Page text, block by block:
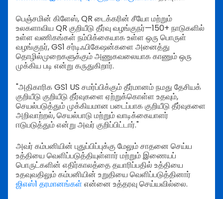
பெஞ்சமின் கிளேஸ், QR டைக்கரின் சீயோ மற்றும்
உலகளாவிய QR குறியீடு தீர்வு வழங்குநர்—150+ நாடுகளில்
உள்ள வணிகங்கள் நம்பிக்கையாக உள்ள ஒரு பொருள்
வழங்குநர், GS1 சர்டிஃபிகேஷன்களை அனைத்து
தொழில்முறைகளுக்கும் அணுகவலையாக காணும் ஒரு
முக்கிய படி என்று கருதுகிறார்.
"அதிகாரிக GS1 US சமர்ப்பிக்கும் தீர்மானம் நமது தேசியக்
குறியீடு குறியீடு தீர்வுகளை ஏற்றுக்கொள்ள உதவும்,
செயல்படுத்தும் முக்கியமான படைப்பாக குறியீடு தீர்வுகளை
அறிவாற்றல், செயல்பாடு மற்றும் வாடிக்கையாளர்
ஈடுபடுத்தும் என்று அவர் குறிப்பிட்டார்."
அவர் கம்பனியின் புதுப்பிப்புக்கு மேலும் சாதனை செய்ய
உத்தியை வெளிப்படுத்தியுள்ளார் மற்றும் இணையப்
பொருட்களின் எதிர்காலத்தை தயாரிப்பதில் உத்தியை
உதவுவதிலும் கம்பனியின் உறுதியை வெளிப்படுத்தினார்
ஜிஎஸ்1 தரமானங்கள் என்னை உத்தரவு செய்யவில்லை.